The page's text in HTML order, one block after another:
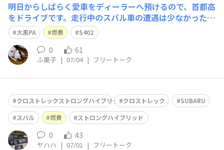
明日からしばらく愛車をディーラーへ預けるので、首都高
をドライブです。走行中のスバル車の遭遇は少なかったで
すが、大黒PAでは、BE、BP、GRB、GVB、VAB(S208、R
A-R)、ZD8やレヴォーグ、フォレスターもいて、久しぶり
にスバル車率が高めだった気がします。あちこちに散らば
って停まっていたの
大黒PA 燃費 S402
0 61
ふ菓子 | 07/04 | フリートーク
クロストレックストロングハイブリッドクロストレック
SUBARU
スバル
燃費 ストロングハイブリッド
0 43
ヤハハ | 07/01 | フリートーク